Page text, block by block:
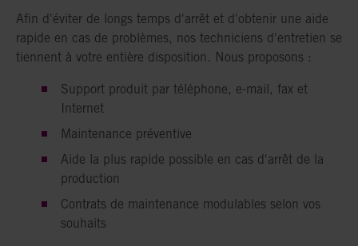
Afin d'éviter de longs temps d'arrêt et d'obtenir une aide
rapide en cas de problèmes, nos techniciens d'entretien se
tiennent à votre entière disposition. Nous proposons :
Support produit par téléphone, e-mail, fax et
Internet
Maintenance préventive
Aide la plus rapide possible en cas d'arrêt de la
production
Contrats de maintenance modulables selon vos
souhaits